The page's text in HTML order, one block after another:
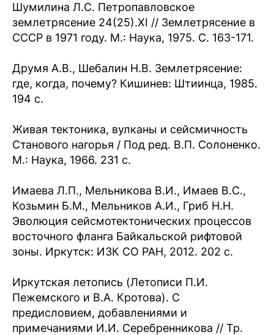
Шумилина Л.С. Петропавловское
землетрясение 24(25).XI // Землетрясение в
СССР в 1971 году. М.: Наука, 1975. С. 163-171.
Друмя А.В., Шебалин Н.В. Землетрясение:
где, когда, почему? Кишинев: Штиинца, 1985.
194 с.
Живая тектоника, вулканы и сейсмичность
Станового нагорья / Под ред. В.П. Солоненко.
М.: Наука, 1966. 231 с.
Имаева Л.П., Мельникова В.И., Имаев В.С.,
Козьмин Б.М., Мельников А.И., Гриб Н.Н.
Эволюция сейсмотектонических процессов
восточного фланга Байкальской рифтовой
зоны. Иркутск: ИЗК СО РАН, 2012. 202 с.
Иркутская летопись (Летописи П.И.
Пежемского и В.А. Кротова). С
предисловием, добавлениями и
примечаниями И.И. Серебренникова // Тр.